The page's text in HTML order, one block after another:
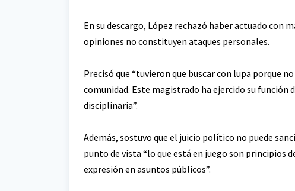
En su descargo, López rechazó haber actuado con
opiniones no constituyen ataques personales.
Precisó que “tuvieron que buscar con lupa porque
comunidad. Este magistrado ha ejercido su función
disciplinaria”.
Además, sostuvo que el juicio político no puede
punto de vista “lo que está en juego son principios
expresión en asuntos públicos”.